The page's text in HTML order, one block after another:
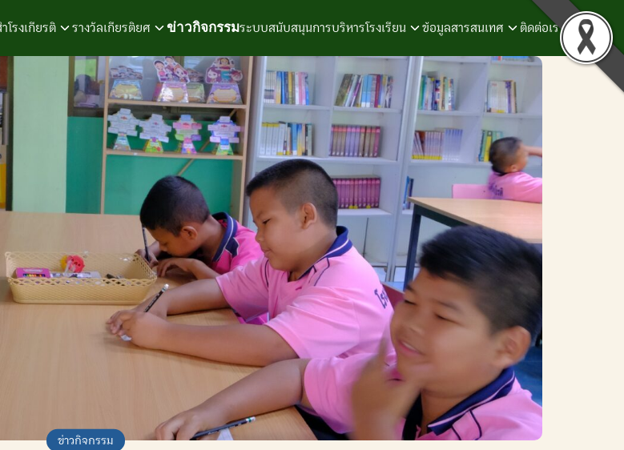
โรงเกียรติ รางวัลเกียรติยศ ข่าวกิจกรรมระบบสนับสนุนการบริหารโรงเรียน ข้อมูลสารสนเทศ ติดต่อเรา
ข่าวกิจกรรม